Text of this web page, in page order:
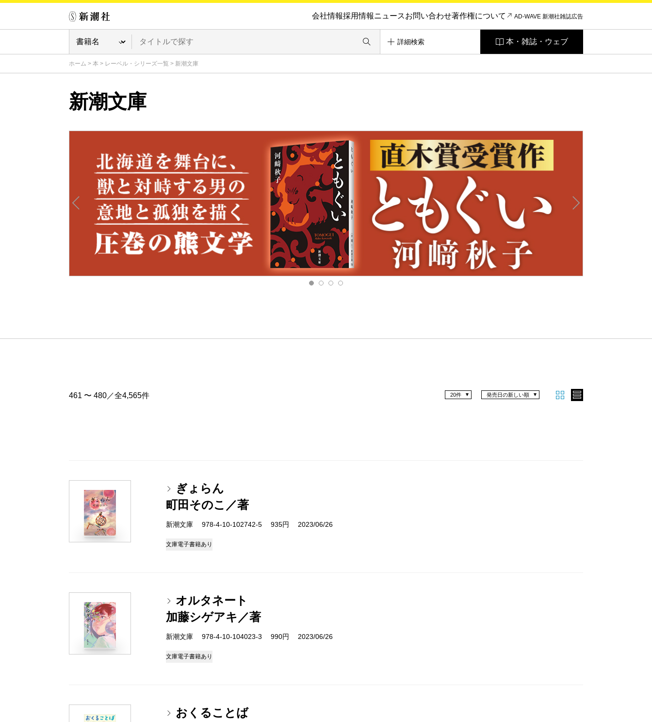
会社情報採用情報ニュースお問い合わせ著作権について AD-WAVE 新潮社雑誌広告
詳細検索 本・雑誌・ウェブ
ホーム > 本 > レーベル・シリーズ一覧 > 新潮文庫
新潮文庫
461 〜 480／全4,565件 発売日の新しい順
20件
ぎょらん
町田そのこ／著
新潮文庫 978-4-10-102742-5 935円 2023/06/26
文庫電子書籍あり
オルタネート
加藤シゲアキ／著
新潮文庫 978-4-10-104023-3 990円 2023/06/26
文庫電子書籍あり
おくることば